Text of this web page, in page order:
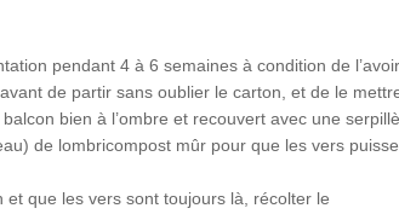
pendant 4 à 6 semaines à condition de l’avoir
de partir sans oublier le carton, et de le
bien à l’ombre et recouvert avec une
de lombricompost mûr pour que les vers
que les vers sont toujours là, récolter le